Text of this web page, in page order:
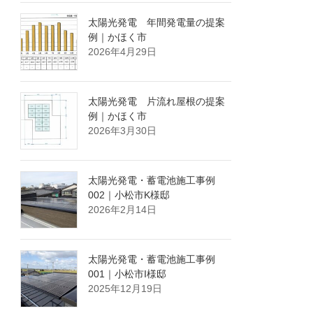
太陽光発電 年間発電量の提案
例｜かほく市
2026年4月29日
太陽光発電 片流れ屋根の提案
例｜かほく市
2026年3月30日
太陽光発電・蓄電池施工事例
002｜小松市K様邸
2026年2月14日
太陽光発電・蓄電池施工事例
001｜小松市I様邸
2025年12月19日